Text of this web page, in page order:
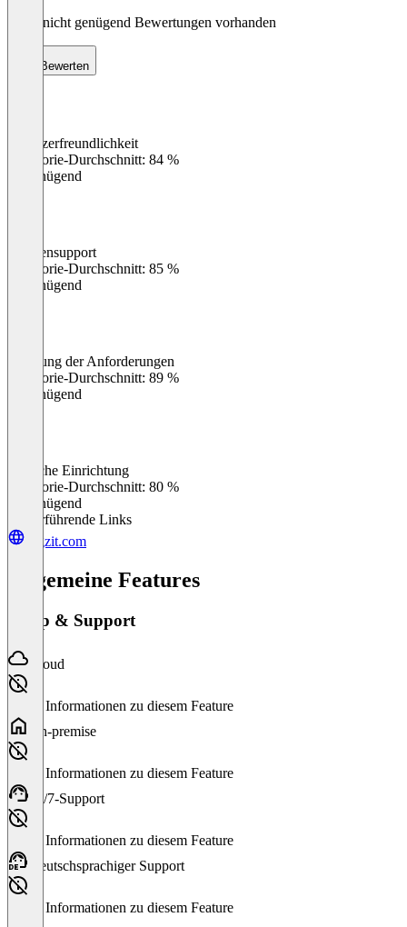
Noch nicht genügend Bewertungen vorhanden
Bewerten
Benutzerfreundlichkeit
Kategorie-Durchschnitt: 84 %
Ungenügend
Kundensupport
Kategorie-Durchschnitt: 85 %
Ungenügend
Erfüllung der Anforderungen
Kategorie-Durchschnitt: 89 %
Ungenügend
Einfache Einrichtung
Kategorie-Durchschnitt: 80 %
Ungenügend
Weiterführende Links
orgzit.com
Allgemeine Features
Setup & Support
Cloud
Keine Informationen zu diesem Feature
On-premise
Keine Informationen zu diesem Feature
24/7-Support
Keine Informationen zu diesem Feature
Deutschsprachiger Support
Keine Informationen zu diesem Feature